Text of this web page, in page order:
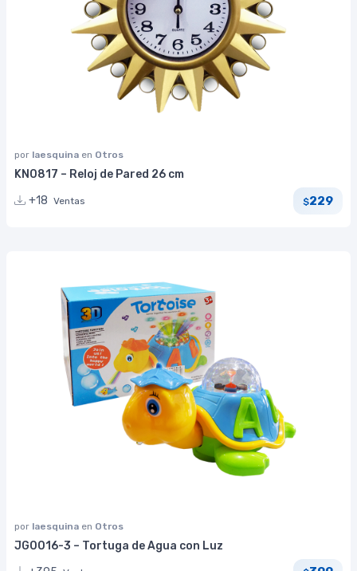
por laesquina en Otros
KN0817 – Reloj de Pared 26 cm
+18 Ventas $229
por laesquina en Otros
JG0016-3 – Tortuga de Agua con Luz